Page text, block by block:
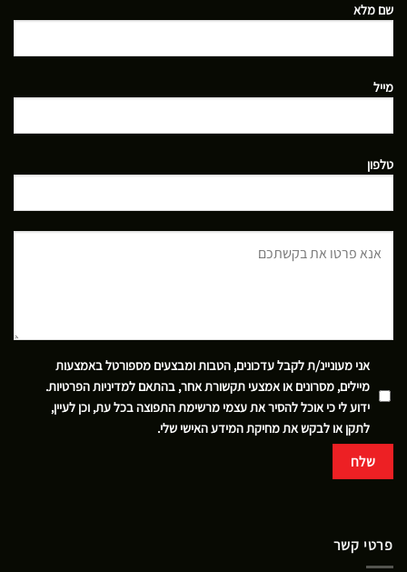
שם מלא
מייל
טלפון
אני מעוניינ/ת לקבל עדכונים, הטבות ומבצעים מספורטל באמצעות
מיילים, מסרונים או אמצעי תקשורת אחר, בהתאם למדיניות הפרטיות.
ידוע לי כי אוכל להסיר את עצמי מרשימת התפוצה בכל עת, וכן לעיין,
לתקן או לבקש את מחיקת המידע האישי שלי.
פרטי קשר